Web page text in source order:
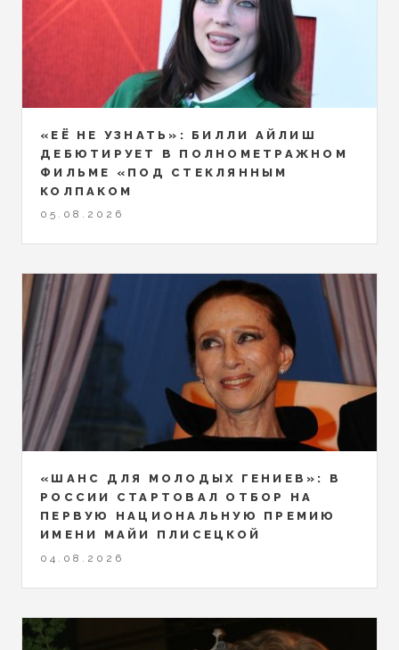
«ЕЁ НЕ УЗНАТЬ»: БИЛЛИ АЙЛИШ
ДЕБЮТИРУЕТ В ПОЛНОМЕТРАЖНОМ
ФИЛЬМЕ «ПОД СТЕКЛЯННЫМ
КОЛПАКОМ
05.08.2026
«ШАНС ДЛЯ МОЛОДЫХ ГЕНИЕВ»: В
РОССИИ СТАРТОВАЛ ОТБОР НА
ПЕРВУЮ НАЦИОНАЛЬНУЮ ПРЕМИЮ
ИМЕНИ МАЙИ ПЛИСЕЦКОЙ
04.08.2026